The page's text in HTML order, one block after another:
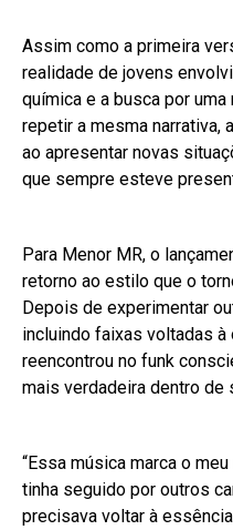
Assim como a primeira
realidade de jovens
química e a busca por
repetir a mesma narrativa,
ao apresentar novas
que sempre esteve
Para Menor MR, o
retorno ao estilo que o
Depois de experimentar
incluindo faixas voltadas
reencontrou no funk
mais verdadeira dentro de
“Essa música marca o
tinha seguido por outros
precisava voltar à